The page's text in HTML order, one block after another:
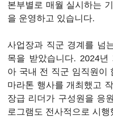
본부별로 매월 실시하는
을 운영하고 있습니다.
사업장과 직군 경계를 넘
목을 받았습니다. 2024
아 국내 전 직군 임직원이
마라톤 행사를 개최했고
장급 리더가 구성원을 응
로그램도 전사적으로 시행